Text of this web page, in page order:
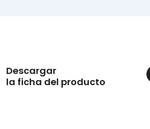
Descargar
la ficha del producto